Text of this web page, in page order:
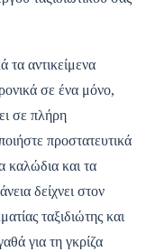
τα αντικείμενα
σε ένα μόνο,
σε πλήρη
προστατευτικά
καλώδια και τα
δείχνει στον
ταξιδιώτης και
για τη γκρίζα